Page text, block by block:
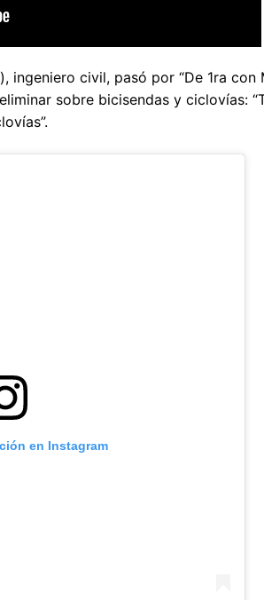
ingeniero civil, pasó por “De 1ra con
sobre bicisendas y ciclovías:
en Instagram